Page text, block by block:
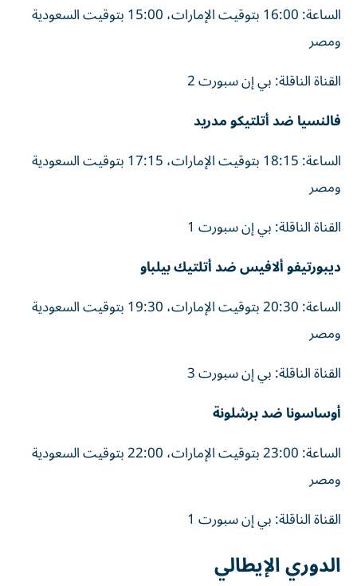
الساعة: 16:00 بتوقيت الإمارات، 15:00 بتوقيت السعودية
ومصر
القناة الناقلة: بي إن سبورت 2
فالنسيا ضد أتلتيكو مدريد
الساعة: 18:15 بتوقيت الإمارات، 17:15 بتوقيت السعودية
ومصر
القناة الناقلة: بي إن سبورت 1
ديبورتيفو ألافيس ضد أتلتيك بيلباو
الساعة: 20:30 بتوقيت الإمارات، 19:30 بتوقيت السعودية
ومصر
القناة الناقلة: بي إن سبورت 3
أوساسونا ضد برشلونة
الساعة: 23:00 بتوقيت الإمارات، 22:00 بتوقيت السعودية
ومصر
القناة الناقلة: بي إن سبورت 1
الدوري الإيطالي